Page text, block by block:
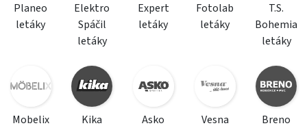
Planeo
letáky
Elektro
Spáčil
letáky
Expert
letáky
Fotolab
letáky
T.S.
Bohemia
letáky
Mobelix
Kika
Asko
Vesna
Breno